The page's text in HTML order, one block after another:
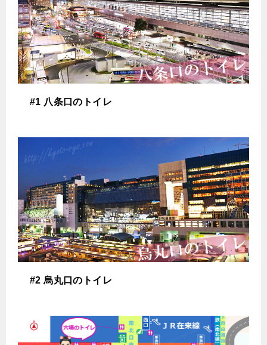
#1 八条口のトイレ
#2 烏丸口のトイレ